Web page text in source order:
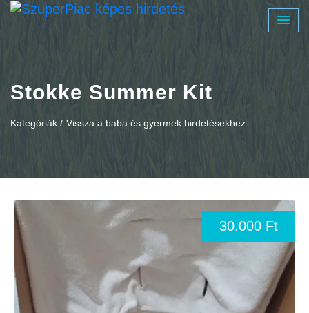
Stokke Summer Kit
Kategóriák / Vissza a baba és gyermek hirdetésekhez
30.000 Ft